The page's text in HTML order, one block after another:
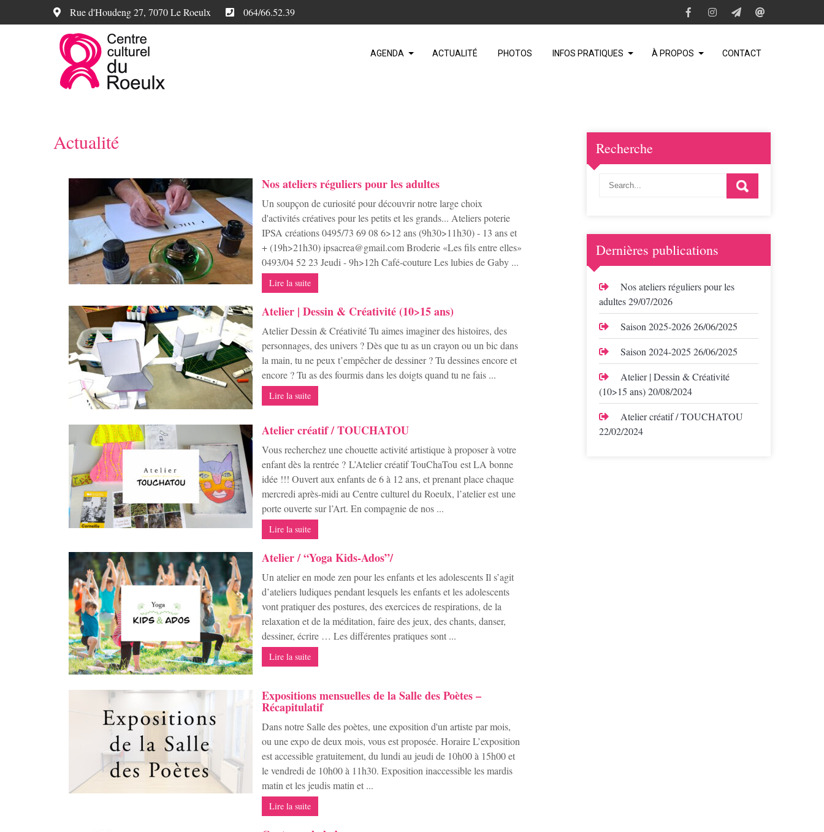
Rue d'Houdeng 27, 7070 Le Roeulx 064/66.52.39
AGENDA ACTUALITÉ PHOTOS INFOS PRATIQUES À PROPOS CONTACT
Actualité
Nos ateliers réguliers pour les adultes
Un soupçon de curiosité pour découvrir notre large choix
d'activités créatives pour les petits et les grands... Ateliers poterie
IPSA créations 0495/73 69 08 6>12 ans (9h30>11h30) - 13 ans et
+ (19h>21h30) ipsacrea@gmail.com Broderie «Les fils entre elles»
0493/04 52 23 Jeudi - 9h>12h Café-couture Les lubies de Gaby ...
Lire la suite
Atelier | Dessin & Créativité (10>15 ans)
Atelier Dessin & Créativité Tu aimes imaginer des histoires, des
personnages, des univers ? Dès que tu as un crayon ou un bic dans
la main, tu ne peux t’empêcher de dessiner ? Tu dessines encore et
encore ? Tu as des fourmis dans les doigts quand tu ne fais ...
Lire la suite
Atelier créatif / TOUCHATOU
Vous recherchez une chouette activité artistique à proposer à votre
enfant dès la rentrée ? L’Atelier créatif TouChaTou est LA bonne
idée !!! Ouvert aux enfants de 6 à 12 ans, et prenant place chaque
mercredi après-midi au Centre culturel du Roeulx, l’atelier est une
porte ouverte sur l’Art. En compagnie de nos ...
Lire la suite
Atelier / “Yoga Kids-Ados”/
Un atelier en mode zen pour les enfants et les adolescents Il s’agit
d’ateliers ludiques pendant lesquels les enfants et les adolescents
vont pratiquer des postures, des exercices de respirations, de la
relaxation et de la méditation, faire des jeux, des chants, danser,
dessiner, écrire … Les différentes pratiques sont ...
Lire la suite
Expositions mensuelles de la Salle des Poètes –
Récapitulatif
Dans notre Salle des poètes, une exposition d'un artiste par mois,
ou une expo de deux mois, vous est proposée. Horaire L’exposition
est accessible gratuitement, du lundi au jeudi de 10h00 à 15h00 et
le vendredi de 10h00 à 11h30. Exposition inaccessible les mardis
matin et les jeudis matin et ...
Lire la suite
Recherche
Dernières publications
Nos ateliers réguliers pour les
adultes29/07/2026
Saison 2025-202626/06/2025
Saison 2024-2025 26/06/2025
Atelier | Dessin & Créativité
(10>15 ans)20/08/2024
Atelier créatif / TOUCHATOU
22/02/2024